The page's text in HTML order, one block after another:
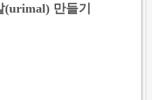
만들기